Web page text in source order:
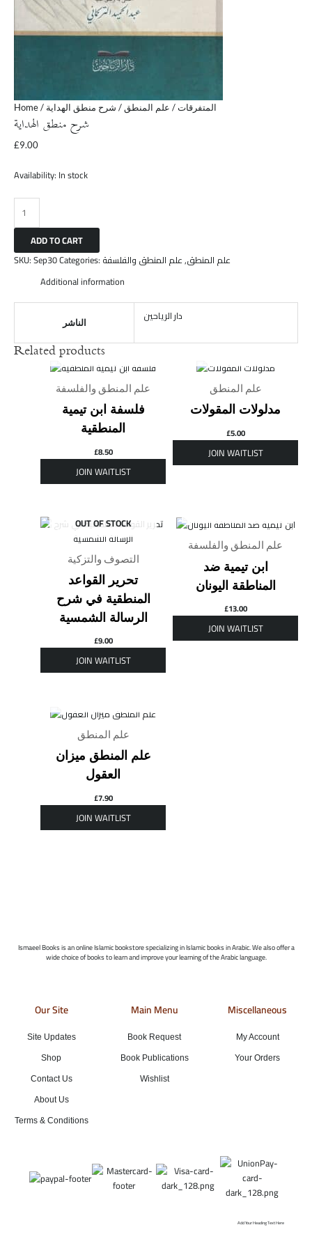
Home/ المتفرقات/ علم المنطق / شرح منطق الهداية
شرح منطق الهداية
£9.00
Availability: In stock
ADD TO CART
SKU:Sep30Categories: علم المنطق,علم المنطق والفلسفة
Additional information
الناشر دار الرياحين
Related products
OUT OF STOCK
علم المنطق والفلسفة
فلسفة ابن تيمية
المنطقية
£8.50
علم المنطق
مدلولات المقولات
£5.00
OUT OF STOCK
التصوف والتزكية
تحرير القواعد
المنطقية في شرح
الرسالة الشمسية
£9.00
علم المنطق والفلسفة
ابن تيمية ضد
المناطقة اليونان
£13.00
علم المنطق
علم المنطق ميزان
العقول
£7.90
Ismaeel Books is an online Islamic bookstore specializing in Islamic books in Arabic. We also offer a
wide choice of books to learn and improve your learning of the Arabic language.
Our Site
Site Updates
Shop
Contact Us
About Us
Terms & Conditions
Main Menu
Book Request
Book Publications
Wishlist
Miscellaneous
My Account
Your Orders
Add Your Heading Text Here